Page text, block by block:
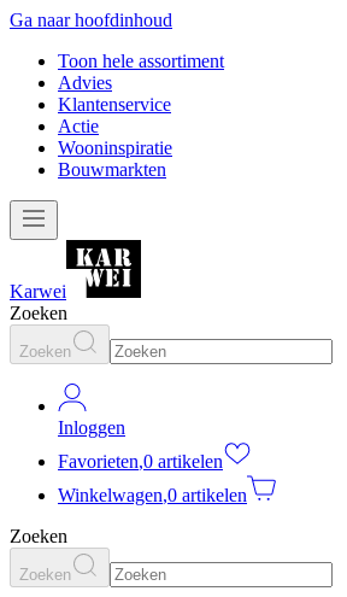
Ga naar hoofdinhoud
Toon hele assortiment
Advies
Klantenservice
Actie
Wooninspiratie
Bouwmarkten
Karwei
Zoeken
Zoeken
Inloggen
Favorieten,0 artikelen
Winkelwagen,0 artikelen
Zoeken
Zoeken